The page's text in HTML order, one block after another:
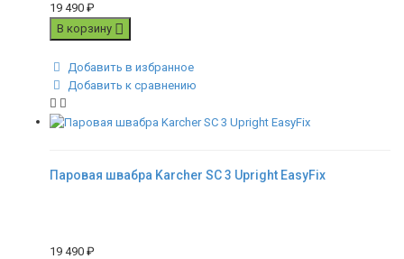
19 490 ₽
В корзину
Добавить в избранное
Добавить к сравнению
Паровая швабра Karcher SC 3 Upright EasyFix
19 490 ₽